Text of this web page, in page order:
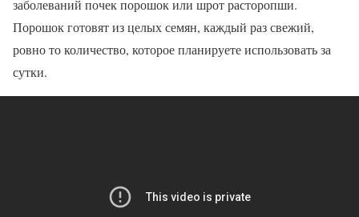
заболеваний почек порошок или шрот расторопши.
Порошок готовят из целых семян, каждый раз свежий,
ровно то количество, которое планируете использовать за
сутки.